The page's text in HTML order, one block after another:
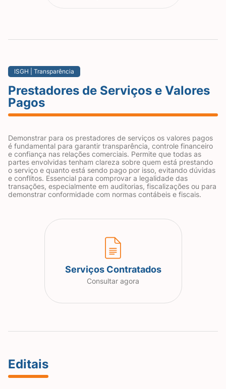
ISGH | Transparência
Prestadores de Serviços e Valores
Pagos
Demonstrar para os prestadores de serviços os valores pagos
é fundamental para garantir transparência, controle financeiro
e confiança nas relações comerciais. Permite que todas as
partes envolvidas tenham clareza sobre quem está prestando
o serviço e quanto está sendo pago por isso, evitando dúvidas
e conflitos. Essencial para comprovar a legalidade das
transações, especialmente em auditorias, fiscalizações ou para
demonstrar conformidade com normas contábeis e fiscais.
Serviços Contratados
Consultar agora
Editais